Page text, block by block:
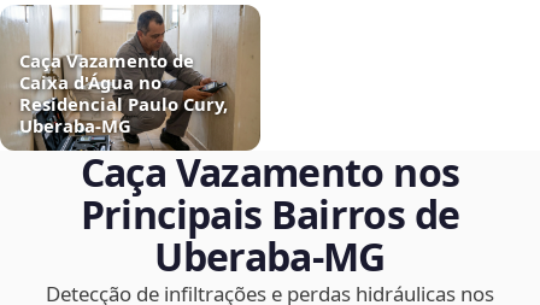
Caça Vazamento de
Caixa d'Água no
Residencial Paulo Cury,
Uberaba‑MG
Caça Vazamento nos
Principais Bairros de
Uberaba‑MG
Detecção de infiltrações e perdas hidráulicas nos